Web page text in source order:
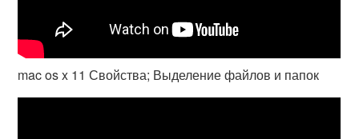
mac os x 11 Свойства; Выделение файлов и папок